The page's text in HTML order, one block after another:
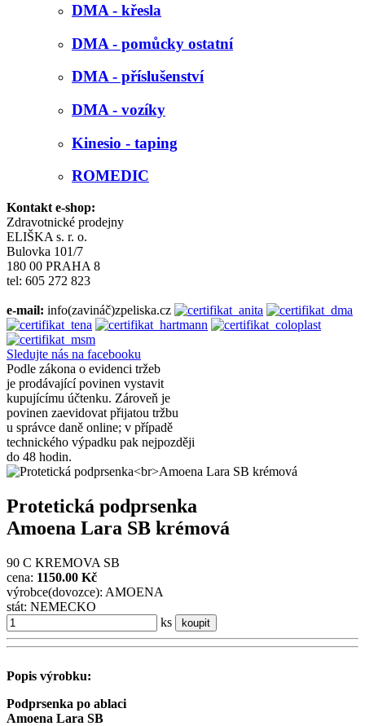
DMA - křesla
DMA - pomůcky ostatní
DMA - příslušenství
DMA - vozíky
Kinesio - taping
ROMEDIC
Kontakt e-shop:
Zdravotnické prodejny
ELIŠKA s. r. o.
Bulovka 101/7
180 00 PRAHA 8
tel: 605 272 823
e-mail: info(zavináč)zpeliska.cz
Sledujte nás na facebooku
Podle zákona o evidenci tržeb
je prodávající povinen vystavit
kupujícímu účtenku. Zároveň je
povinen zaevidovat přijatou tržbu
u správce daně online; v případě
technického výpadku pak nejpozději
do 48 hodin.
Protetická podprsenka
Amoena Lara SB krémová
90 C KREMOVA SB
cena: 1150.00 Kč
výrobce(dovozce): AMOENA
stát: NEMECKO
ks
koupit
Popis výrobku:
Podprsenka po ablaci
Amoena Lara SB